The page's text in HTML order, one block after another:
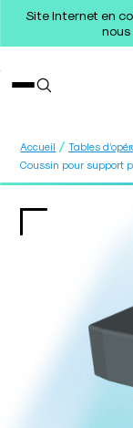
Site Internet en
Accueil / Tables
Coussin pour support